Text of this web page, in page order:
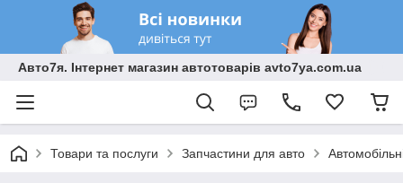
Авто7я. Інтернет магазин автотоварів avto7ya.com.ua
Товари та послуги Запчастини для авто